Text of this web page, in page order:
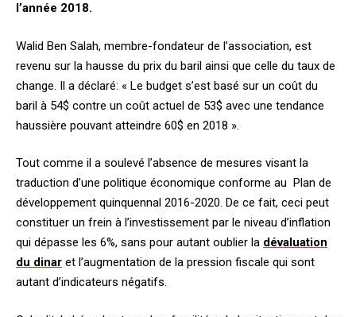
l’année 2018.
Walid Ben Salah, membre-fondateur de l’association, est
revenu sur la hausse du prix du baril ainsi que celle du taux de
change. Il a déclaré: « Le budget s’est basé sur un coût du
baril à 54$ contre un coût actuel de 53$ avec une tendance
haussière pouvant atteindre 60$ en 2018 ».
Tout comme il a soulevé l’absence de mesures visant la
traduction d’une politique économique conforme au Plan de
développement quinquennal 2016-2020. De ce fait, ceci peut
constituer un frein à l’investissement par le niveau d’inflation
qui dépasse les 6%, sans pour autant oublier la dévaluation
du dinar et l’augmentation de la pression fiscale qui sont
autant d’indicateurs négatifs.